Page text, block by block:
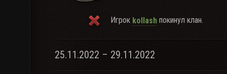
Игрок kollash покинул клан.
25.11.2022 – 29.11.2022